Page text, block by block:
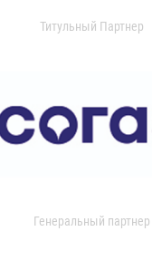
Титульный Партнер
Генеральный партнер